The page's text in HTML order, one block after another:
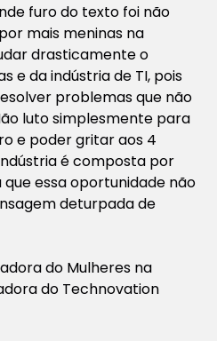
furo do texto foi não
mais meninas na
drasticamente o
e da indústria de TI, pois
problemas que não
luto simplesmente para
e poder gritar aos 4
é composta por
que essa oportunidade não
deturpada de
do Mulheres na
do Technovation